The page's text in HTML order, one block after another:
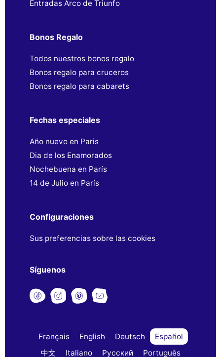
Entradas Arco de Triunfo
Bonos Regalo
Todos nuestros bonos regalo
Bonos regalo para cruceros
Bonos regalo para cabarets
Fechas especiales
Año nuevo en Paris
Dia de los Enamorados
Nochebuena en París
14 de Julio en París
Configuraciones
Sus preferencias sobre las cookies
Síguenos
Français English Deutsch
Español
中文
Italiano Русский Português